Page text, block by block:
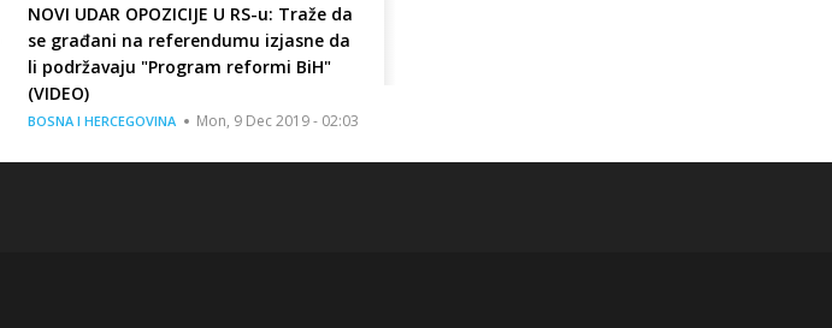
NOVI UDAR OPOZICIJE U RS-u: Traže da
se građani na referendumu izjasne da
li podržavaju "Program reformi BiH"
(VIDEO)
BOSNA I HERCEGOVINA Mon, 9 Dec 2019 - 02:03